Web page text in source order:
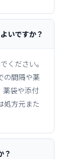
いですか？
ください。
の間隔や薬
薬袋や添付
処方元また
？